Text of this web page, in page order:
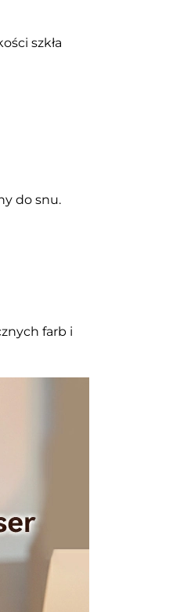
szkła
do snu.
farb i